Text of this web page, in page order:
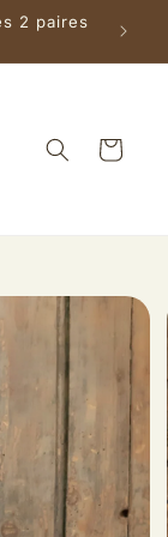
2 paires
Panier